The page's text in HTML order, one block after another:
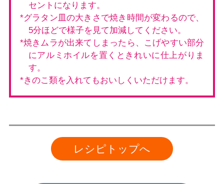
セントになります。
*グラタン皿の大きさで焼き時間が変わるので、
5分ほどで様子を見て加減してください。
*焼きムラが出来てしまったら、こげやすい部分
にアルミホイルを置くときれいに仕上がりま
す。
*きのこ類を入れてもおいしくいただけます。
レシピトップへ